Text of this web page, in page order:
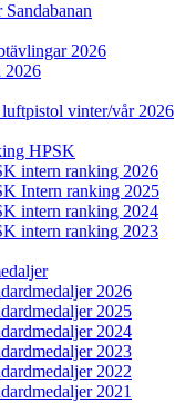
2026
2026
vinter/vår 2026
HPSK
intern ranking 2026
Intern ranking 2025
intern ranking 2024
intern ranking 2023
2026
2025
2024
2023
2022
2021